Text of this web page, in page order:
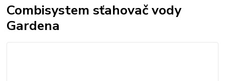
Combisystem sťahovač vody
Gardena